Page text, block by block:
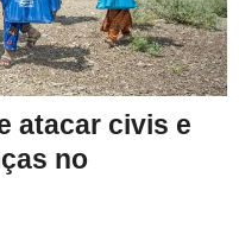
atacar civis e
no